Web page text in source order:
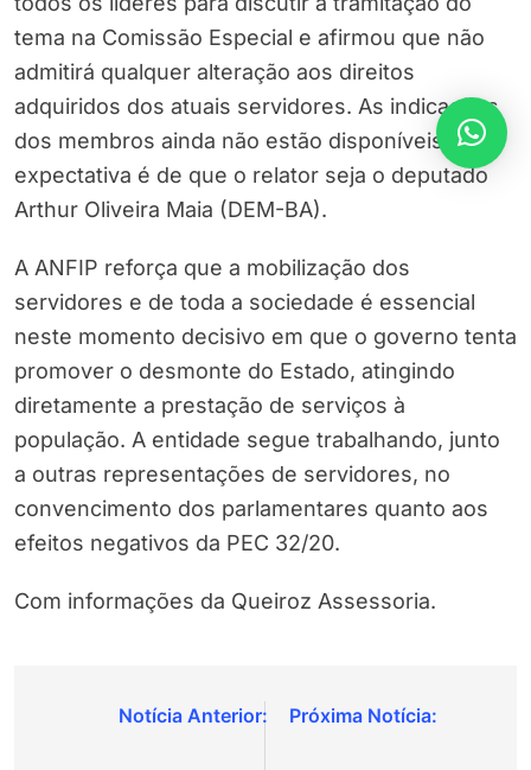
tema na Comissão Especial e afirmou que não
admitirá qualquer alteração aos direitos
adquiridos dos atuais servidores. As indicações
dos membros ainda não estão disponíveis, a
expectativa é de que o relator seja o deputado
Arthur Oliveira Maia (DEM-BA).
A ANFIP reforça que a mobilização dos
servidores e de toda a sociedade é essencial
neste momento decisivo em que o governo tenta
promover o desmonte do Estado, atingindo
diretamente a prestação de serviços à
população. A entidade segue trabalhando, junto
a outras representações de servidores, no
convencimento dos parlamentares quanto aos
efeitos negativos da PEC 32/20.
Com informações da Queiroz Assessoria.
Navegação